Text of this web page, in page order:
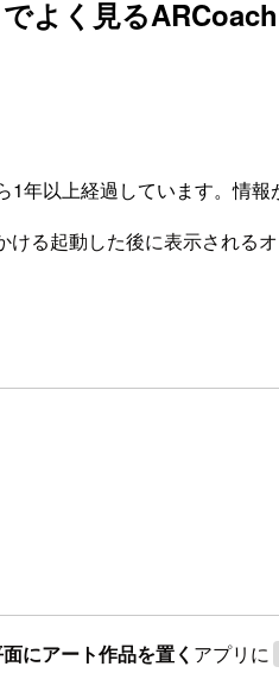
よく見る
1年以上経過しています。情
ける起動した後に表示される
にアート作品を置く アプリに